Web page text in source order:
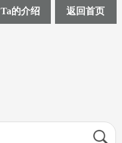
Ta的介绍 返回首页